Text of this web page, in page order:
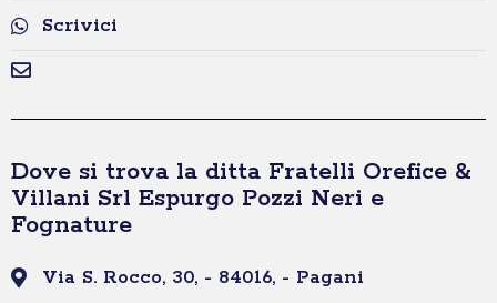
Scrivici
Dove si trova la ditta Fratelli Orefice &
Villani Srl Espurgo Pozzi Neri e
Fognature
Via S. Rocco, 30, - 84016, - Pagani